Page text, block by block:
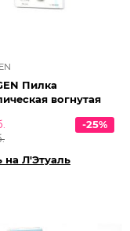
Пилка
вогнутая
-25%
на Л'Этуаль